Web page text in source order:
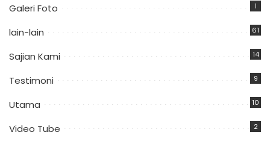
Galeri Foto 1
lain-lain 61
Sajian Kami 14
Testimoni 9
Utama 10
Video Tube 2